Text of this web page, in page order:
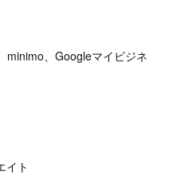
minimo、Googleマイビジネ
イト